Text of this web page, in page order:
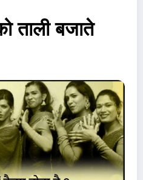
ताली बजाते